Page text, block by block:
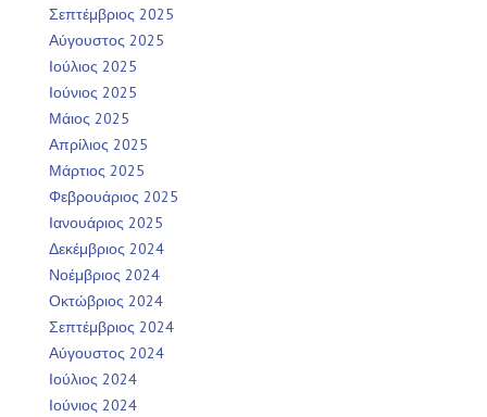
Σεπτέμβριος 2025
Αύγουστος 2025
Ιούλιος 2025
Ιούνιος 2025
Μάιος 2025
Απρίλιος 2025
Μάρτιος 2025
Φεβρουάριος 2025
Ιανουάριος 2025
Δεκέμβριος 2024
Νοέμβριος 2024
Οκτώβριος 2024
Σεπτέμβριος 2024
Αύγουστος 2024
Ιούλιος 2024
Ιούνιος 2024